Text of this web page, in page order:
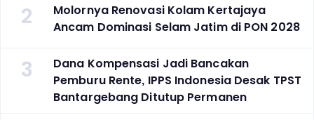
2
Molornya Renovasi Kolam Kertajaya
Ancam Dominasi Selam Jatim di PON 2028
3
Dana Kompensasi Jadi Bancakan
Pemburu Rente, IPPS Indonesia Desak TPST
Bantargebang Ditutup Permanen